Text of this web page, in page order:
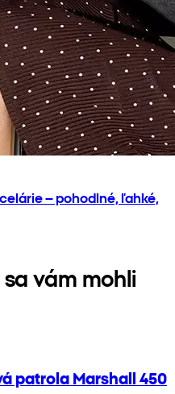
– pohodlné, ľahké,
vám mohli
patrola Marshall 450